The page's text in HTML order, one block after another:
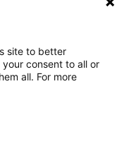
site to better
consent to all or
all. For more